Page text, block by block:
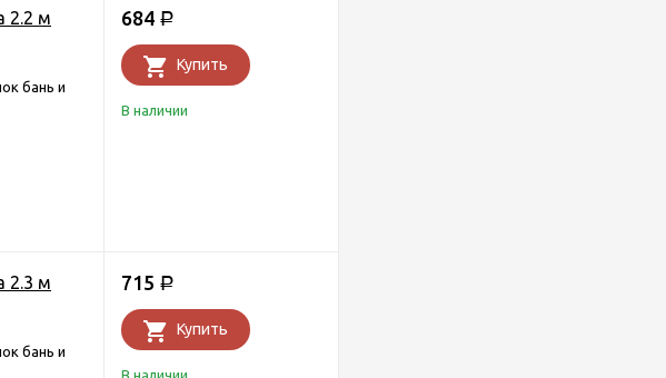
2.2 м
бань и
684 Р
Купить
В наличии
2.3 м
бань и
715 Р
Купить
В наличии